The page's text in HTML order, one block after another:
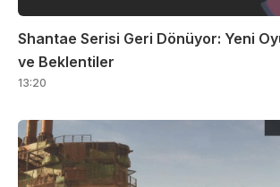
Shantae Serisi Geri Dönüyor: Yeni
ve Beklentiler
13:20